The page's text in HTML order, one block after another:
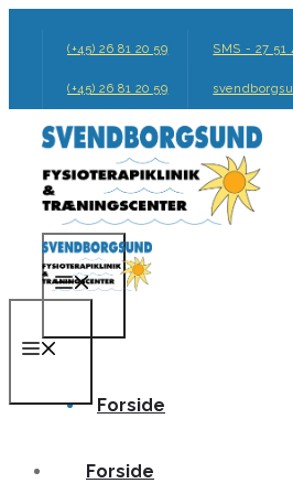
(+45) 26 81 20 59 SMS - 27 51
(+45) 26 81 20 59
Menu
Forside
Forside